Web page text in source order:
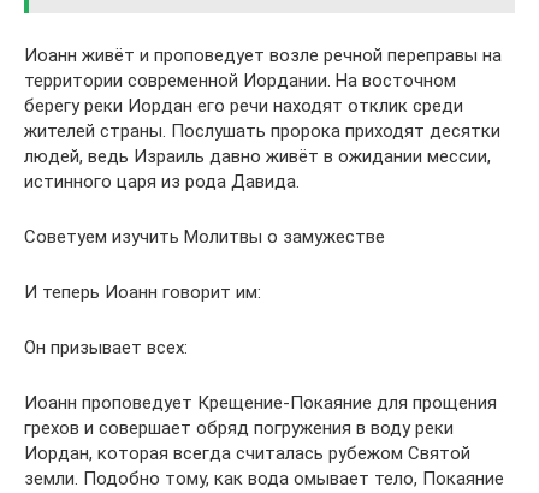
Иоанн живёт и проповедует возле речной переправы на
территории современной Иордании. На восточном
берегу реки Иордан его речи находят отклик среди
жителей страны. Послушать пророка приходят десятки
людей, ведь Израиль давно живёт в ожидании мессии,
истинного царя из рода Давида.
Советуем изучить Молитвы о замужестве
И теперь Иоанн говорит им:
Он призывает всех:
Иоанн проповедует Крещение-Покаяние для прощения
грехов и совершает обряд погружения в воду реки
Иордан, которая всегда считалась рубежом Святой
земли. Подобно тому, как вода омывает тело, Покаяние